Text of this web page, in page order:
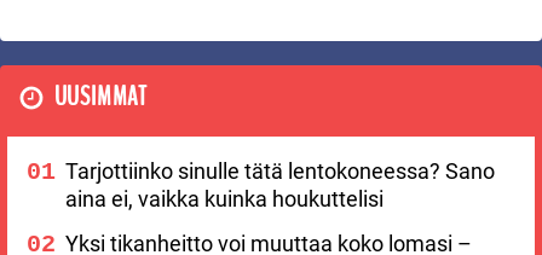
UUSIMMAT
Tarjottiinko sinulle tätä lentokoneessa? Sano
aina ei, vaikka kuinka houkuttelisi
Yksi tikanheitto voi muuttaa koko lomasi –